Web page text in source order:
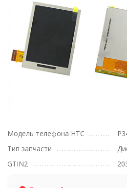
Модель телефона HTC
Тип запчасти
GTIN2